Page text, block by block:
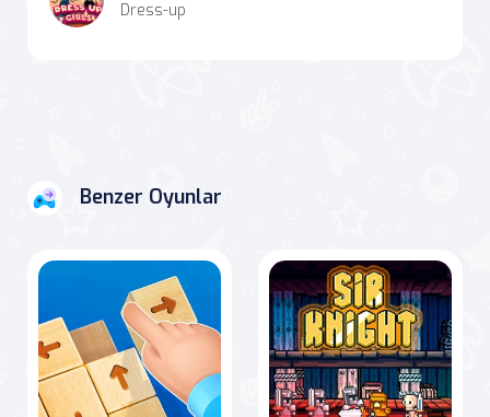
Dress-up
Benzer Oyunlar